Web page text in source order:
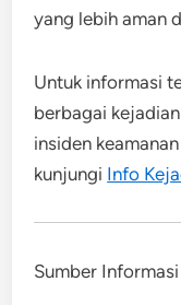
yang lebih aman
Untuk informasi
berbagai
insiden
kunjungi Info
Sumber